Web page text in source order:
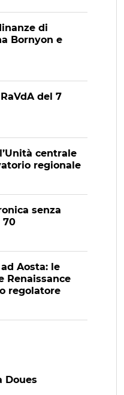
di
Bornyon e
del 7
centrale
regionale
senza
70
Aosta: le
Renaissance
regolatore
Doues